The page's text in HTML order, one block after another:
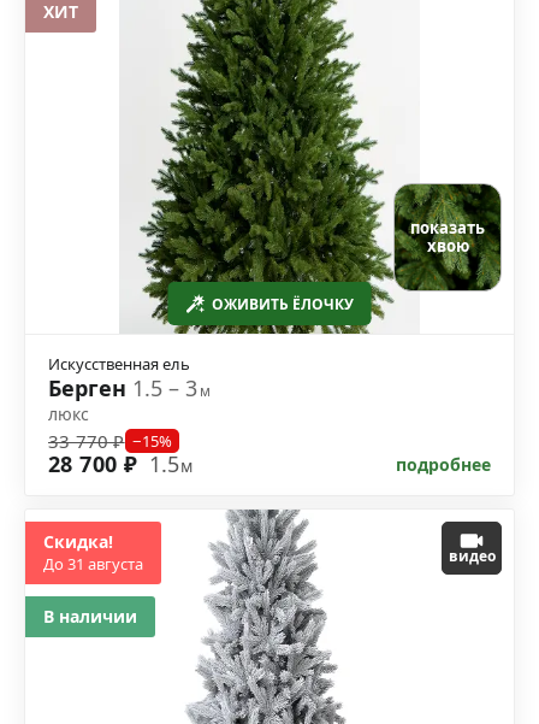
ОЖИВИТЬ ЁЛОЧКУ
показать
хвою
Искусственная ель
Берген 1.5 – 3м
люкс
33 770 ₽ −15%
28 700 ₽ 1.5м подробнее
ХИТ
видео
Скидка!
До 31 августа
В наличии